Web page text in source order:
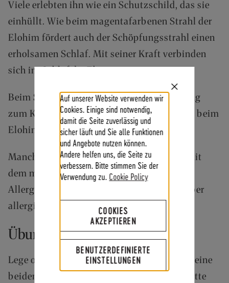
Close
Auf unserer Website verwenden wir
Cookies. Einige sind notwendig,
damit die Seite zuverlässig und
sicher läuft und Sie alle Funktionen
und Angebote nutzen können.
Andere helfen uns, die Seite zu
verbessern. Bitte stimmen Sie der
Verwendung zu. Cookie Policy
COOKIES
AKZEPTIEREN
BENUTZERDEFINIERTE
EINSTELLUNGEN
Viele erlebten ihn wie ein Schutzschild, das sie
einhüllt. Wie beim magentafarbenen Strahl der
Elohim fördert auch der Schöpfungsstrahl einen
erholsamen Schlaf. Mit seiner Kraft verbinden
sich im Schlaf die Ebenen.
Beim Schöpfungsstrahl wird die Verbindung
zum Körper und zur Erde stärker betont als beim
Elohimstrahl.
Manche Anwender berichteten, dass sich mit
dem magentafarbenen Schöpfungsstrahl
Allergien lösten oder sie toleranter gegenüber
allergieauslösenden Stoffen wurden.
Übung zum Thema
Lege oder setze dich bequem hin und lege deine
beiden Hände auf das Herzchakra in der Mitte